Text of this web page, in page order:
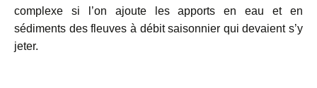
complexe si l’on ajoute les apports en eau et en
sédiments des fleuves à débit saisonnier qui devaient s’y
jeter.